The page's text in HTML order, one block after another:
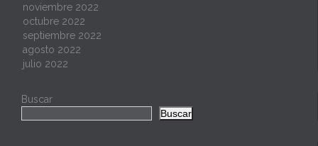
noviembre 2022
octubre 2022
septiembre 2022
agosto 2022
julio 2022
Buscar
Buscar